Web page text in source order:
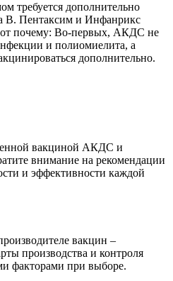
требуется дополнительно
B. Пентаксим и Инфанрикс
почему: Во-первых, АКДС не
и полиомиелита, а
дополнительно.
вакциной АКДС и
внимание на рекомендации
и эффективности каждой
вакцин –
производства и контроля
факторами при выборе.